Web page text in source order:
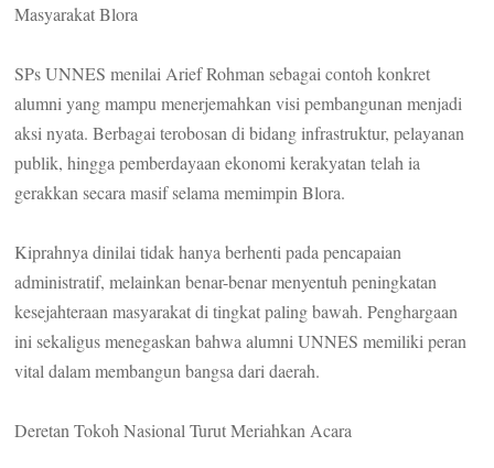
Masyarakat Blora
SPs UNNES menilai Arief Rohman sebagai contoh konkret
alumni yang mampu menerjemahkan visi pembangunan menjadi
aksi nyata. Berbagai terobosan di bidang infrastruktur, pelayanan
publik, hingga pemberdayaan ekonomi kerakyatan telah ia
gerakkan secara masif selama memimpin Blora.
Kiprahnya dinilai tidak hanya berhenti pada pencapaian
administratif, melainkan benar-benar menyentuh peningkatan
kesejahteraan masyarakat di tingkat paling bawah. Penghargaan
ini sekaligus menegaskan bahwa alumni UNNES memiliki peran
vital dalam membangun bangsa dari daerah.
Deretan Tokoh Nasional Turut Meriahkan Acara